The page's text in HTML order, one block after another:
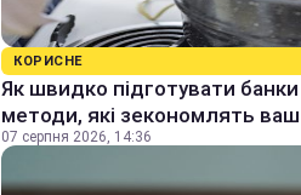
КОРИСНЕ
Як швидко підготувати банки
методи, які зекономлять ваш
07 серпня 2026, 14:36